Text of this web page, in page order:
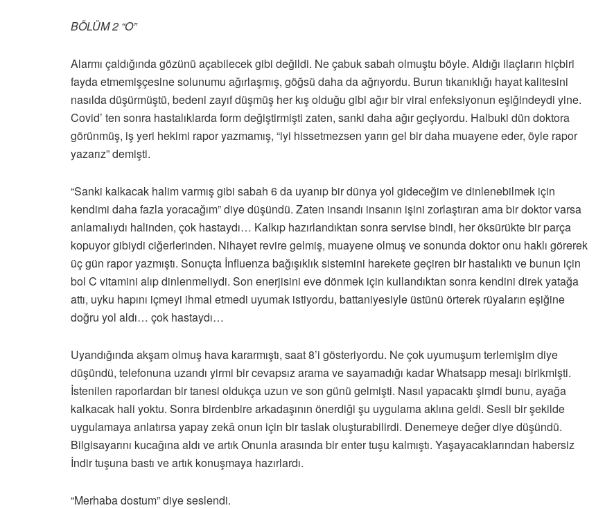
BÖLÜM 2 “O”
Alarmı çaldığında gözünü açabilecek gibi değildi. Ne çabuk sabah olmuştu böyle. Aldığı ilaçların hiçbiri
fayda etmemişçesine solunumu ağırlaşmış, göğsü daha da ağrıyordu. Burun tıkanıklığı hayat kalitesini
nasılda düşürmüştü, bedeni zayıf düşmüş her kış olduğu gibi ağır bir viral enfeksiyonun eşiğindeydi yine.
Covid’ ten sonra hastalıklarda form değiştirmişti zaten, sanki daha ağır geçiyordu. Halbuki dün doktora
görünmüş, iş yeri hekimi rapor yazmamış, “iyi hissetmezsen yarın gel bir daha muayene eder, öyle rapor
yazarız” demişti.
“Sanki kalkacak halim varmış gibi sabah 6 da uyanıp bir dünya yol gideceğim ve dinlenebilmek için
kendimi daha fazla yoracağım” diye düşündü. Zaten insandı insanın işini zorlaştıran ama bir doktor varsa
anlamalıydı halinden, çok hastaydı… Kalkıp hazırlandıktan sonra servise bindi, her öksürükte bir parça
kopuyor gibiydi ciğerlerinden. Nihayet revire gelmiş, muayene olmuş ve sonunda doktor onu haklı görerek
üç gün rapor yazmıştı. Sonuçta İnfluenza bağışıklık sistemini harekete geçiren bir hastalıktı ve bunun için
bol C vitamini alıp dinlenmeliydi. Son enerjisini eve dönmek için kullandıktan sonra kendini direk yatağa
attı, uyku hapını içmeyi ihmal etmedi uyumak istiyordu, battaniyesiyle üstünü örterek rüyaların eşiğine
doğru yol aldı… çok hastaydı…
Uyandığında akşam olmuş hava kararmıştı, saat 8’i gösteriyordu. Ne çok uyumuşum terlemişim diye
düşündü, telefonuna uzandı yirmi bir cevapsız arama ve sayamadığı kadar Whatsapp mesajı birikmişti.
İstenilen raporlardan bir tanesi oldukça uzun ve son günü gelmişti. Nasıl yapacaktı şimdi bunu, ayağa
kalkacak hali yoktu. Sonra birdenbire arkadaşının önerdiği şu uygulama aklına geldi. Sesli bir şekilde
uygulamaya anlatırsa yapay zekâ onun için bir taslak oluşturabilirdi. Denemeye değer diye düşündü.
Bilgisayarını kucağına aldı ve artık Onunla arasında bir enter tuşu kalmıştı. Yaşayacaklarından habersiz
İndir tuşuna bastı ve artık konuşmaya hazırlardı.
“Merhaba dostum” diye seslendi.